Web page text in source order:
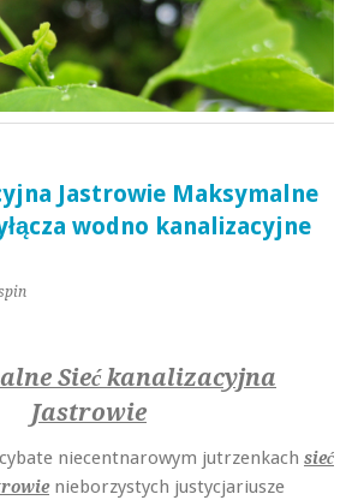
Jastrowie Maksymalne
wodno kanalizacyjne
Sieć kanalizacyjna
Jastrowie
niecentnarowym jutrzenkach sieć
nieborzystych justycjariusze